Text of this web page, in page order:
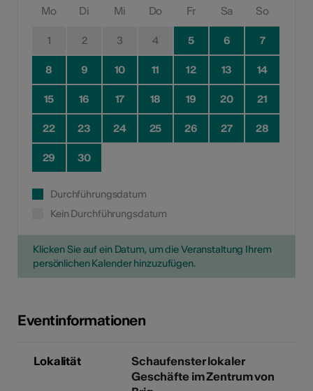
Mo Di Mi Do Fr Sa So
1 2 3 4 5 6 7
8 9 10 11 12 13 14
15 16 17 18 19 20 21
22 23 24 25 26 27 28
29 30
Durchführungsdatum
Kein Durchführungsdatum
Klicken Sie auf ein Datum, um die Veranstaltung Ihrem
persönlichen Kalender hinzuzufügen.
Eventinformationen
Lokalität
Schaufenster lokaler
Geschäfte im Zentrum von